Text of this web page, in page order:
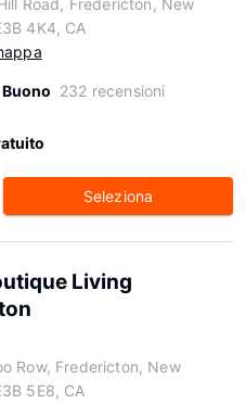
Road, Fredericton, New
4K4, CA
Buono 232 recensioni
Seleziona
Living
Row, Fredericton, New
5E8, CA